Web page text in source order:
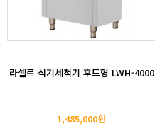
라셀르 식기세척기 후드형 LWH-4000
1,485,000원